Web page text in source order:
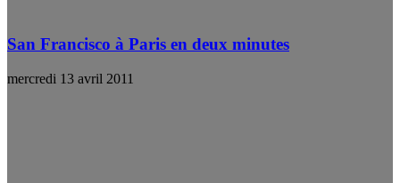
San Francisco à Paris en deux minutes
mercredi 13 avril 2011